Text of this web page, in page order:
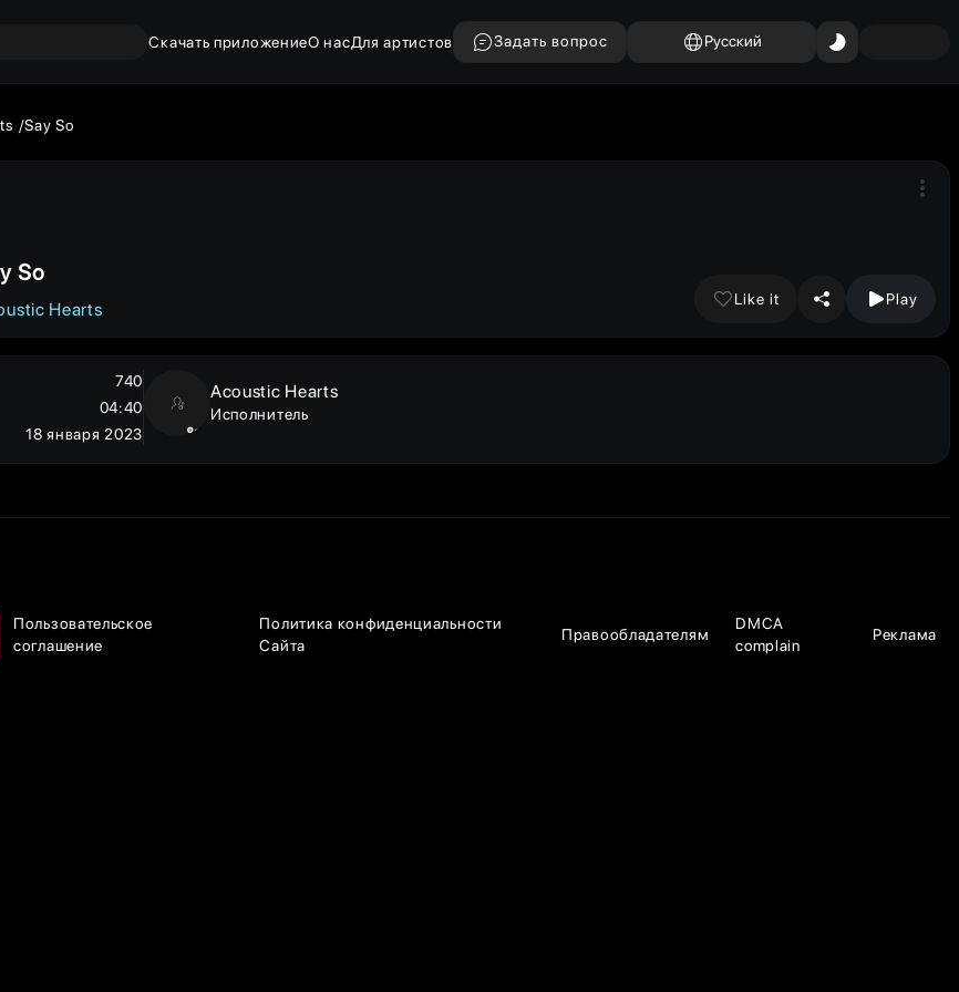
Скачать приложениеО насДля артистов Задать вопрос Русский
Say So
So
Hearts
Like it Play
740
04:40
18 января 2023
Acoustic Hearts
Исполнитель
Пользовательское
соглашение
Политика конфиденциальности
Сайта
Правообладателям
DMCA
complain
Реклама